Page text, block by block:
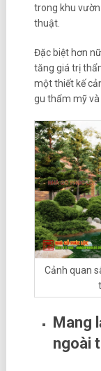
trong khu
thuật.
Đặc biệt hơn
tăng giá trị
một thiết kế
gu thẩm mỹ và
Cảnh quan
Mang
ngoài